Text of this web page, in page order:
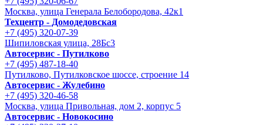
Москва, улица Генерала Белобородова, 42к1
Техцентр - Домодедовская
+7 (495) 320-07-39
Шипиловская улица, 28Бс3
Автосервис - Путилково
+7 (495) 487-18-40
Путилково, Путилковское шоссе, строение 14
Автосервис - Жулебино
+7 (495) 320-46-58
Москва, улица Привольная, дом 2, корпус 5
Автосервис - Новокосино